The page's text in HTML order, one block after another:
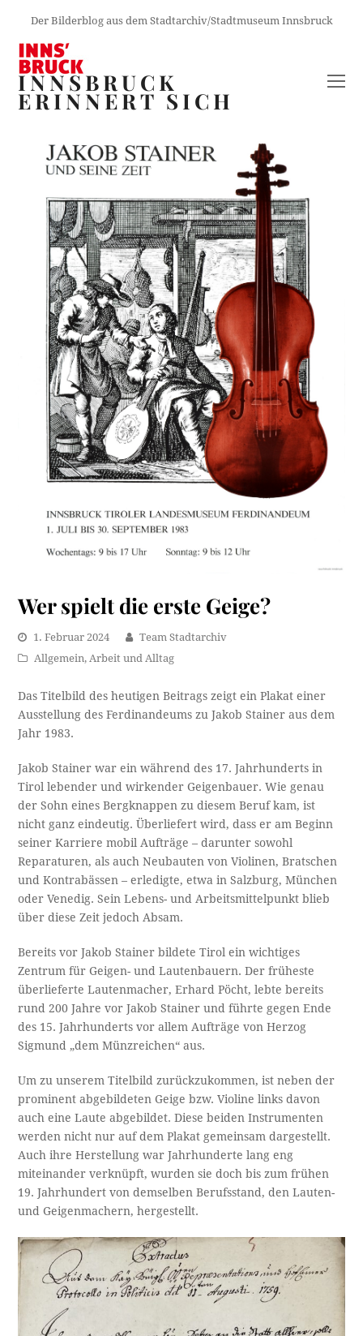
Der Bilderblog aus dem Stadtarchiv/Stadtmuseum Innsbruck
INNSBRUCK
ERINNERT SICH
Wer spielt die erste Geige?
1. Februar 2024
Team Stadtarchiv
Allgemein, Arbeit und Alltag
Das Titelbild des heutigen Beitrags zeigt ein Plakat einer
Ausstellung des Ferdinandeums zu Jakob Stainer aus dem
Jahr 1983.
Jakob Stainer war ein während des 17. Jahrhunderts in
Tirol lebender und wirkender Geigenbauer. Wie genau
der Sohn eines Bergknappen zu diesem Beruf kam, ist
nicht ganz eindeutig. Überliefert wird, dass er am Beginn
seiner Karriere mobil Aufträge – darunter sowohl
Reparaturen, als auch Neubauten von Violinen, Bratschen
und Kontrabässen – erledigte, etwa in Salzburg, München
oder Venedig. Sein Lebens- und Arbeitsmittelpunkt blieb
über diese Zeit jedoch Absam.
Bereits vor Jakob Stainer bildete Tirol ein wichtiges
Zentrum für Geigen- und Lautenbauern. Der früheste
überlieferte Lautenmacher, Erhard Pöcht, lebte bereits
rund 200 Jahre vor Jakob Stainer und führte gegen Ende
des 15. Jahrhunderts vor allem Aufträge von Herzog
Sigmund „dem Münzreichen“ aus.
Um zu unserem Titelbild zurückzukommen, ist neben der
prominent abgebildeten Geige bzw. Violine links davon
auch eine Laute abgebildet. Diese beiden Instrumenten
werden nicht nur auf dem Plakat gemeinsam dargestellt.
Auch ihre Herstellung war Jahrhunderte lang eng
miteinander verknüpft, wurden sie doch bis zum frühen
19. Jahrhundert von demselben Berufsstand, den Lauten-
und Geigenmachern, hergestellt.